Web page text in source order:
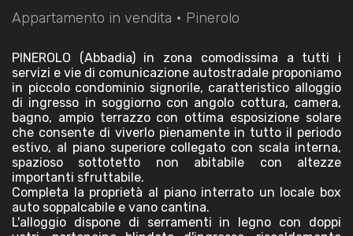
Appartamento in vendita • Pinerolo
PINEROLO (Abbadia) in zona comodissima a tutti i
servizi e vie di comunicazione autostradale proponiamo
in piccolo condominio signorile, caratteristico alloggio
di ingresso in soggiorno con angolo cottura, camera,
bagno, ampio terrazzo con ottima esposizione solare
che consente di viverlo pienamente in tutto il periodo
estivo, al piano superiore collegato con scala interna,
spazioso sottotetto non abitabile con altezze
importanti sfruttabile.
Completa la proprietà al piano interrato un locale box
auto soppalcabile e vano cantina.
L'alloggio dispone di serramenti in legno con doppi